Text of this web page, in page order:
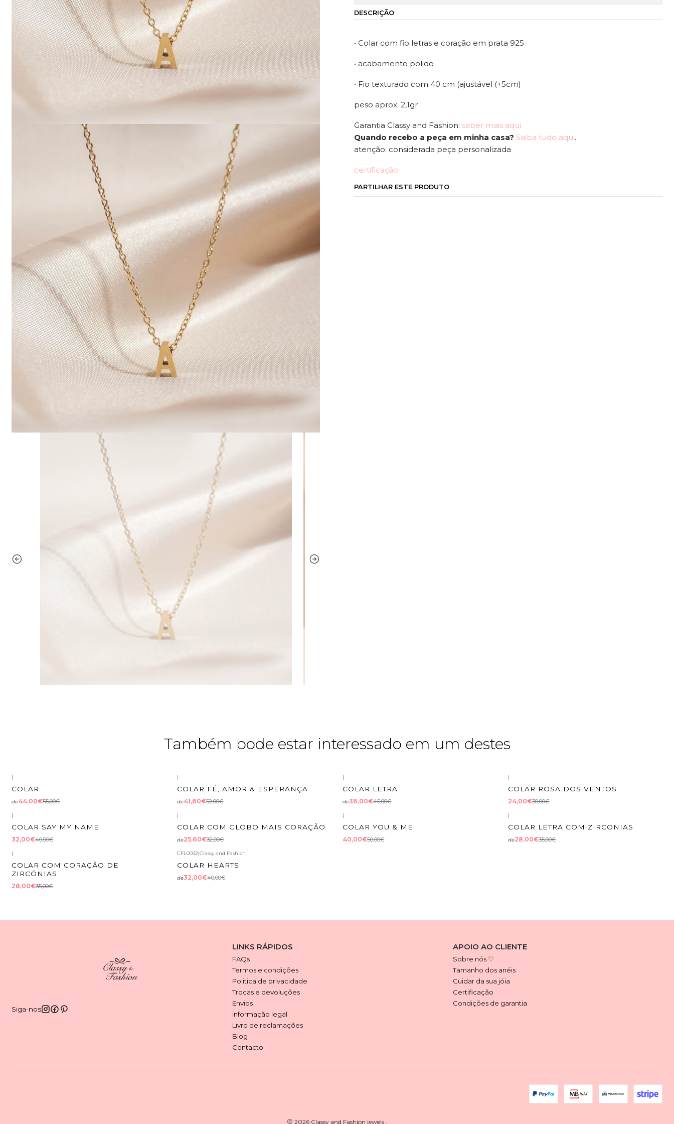
DESCRIÇÃO
• Colar com fio letras e coração em prata 925
• acabamento polido
• Fio texturado com 40 cm (ajustável (+5cm)
peso aprox. 2,1gr
Garantia Classy and Fashion: saber mais aqui
Quando recebo a peça em minha casa? Saiba tudo aqui.
atenção: considerada peça personalizada
certificação
PARTILHAR ESTE PRODUTO
Também pode estar interessado em um destes
|
COLAR
de44,00€55,00€
DESCONTO
|
COLAR F É, AMOR & ESPERANÇA
de41,60€52,00€
|
COLAR LETRA
de36,00€45,00€
|
COLAR ROSA DOS VENTOS
24,00€30,00€
|
COLAR SAY MY NAME
32,00€40,00€
|
COLAR COM GLOBO MAIS CORAÇÃO
de25,60€32,00€
|
COLAR YOU & ME
40,00€50,00€
|
COLAR LETRA COM ZIRCONIAS
de28,00€35,00€
|
COLAR COM CORAÇÃO DE
ZIRCÓNIAS
28,00€35,00€
CFL0032|Classy and Fashion
COLAR HEARTS
de32,00€40,00€
Siga-nos
LINKS RÁPIDOS
FAQs
Termos e condições
Politica de privacidade
Trocas e devoluções
Envios
informação legal
Livro de reclamações
Blog
Contacto
APOIO AO CLIENTE
Sobre nós ♡
Tamanho dos anéis
Cuidar da sua jóia
Certificação
Condições de garantia
2026 Classy and Fashion jewels .